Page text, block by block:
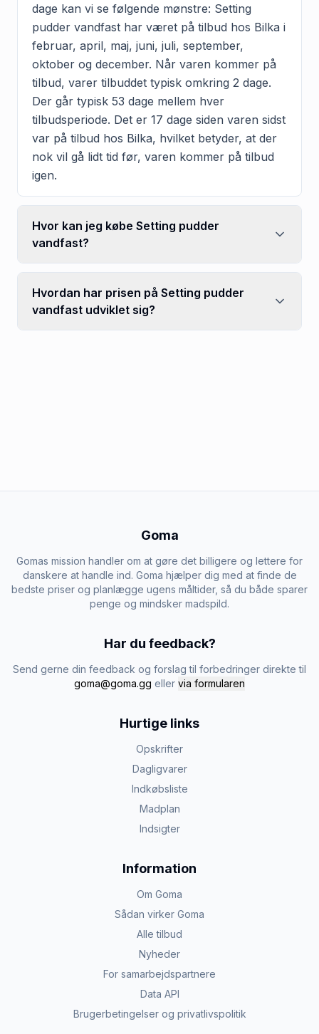
dage kan vi se følgende mønstre: Setting
pudder vandfast har været på tilbud hos Bilka i
februar, april, maj, juni, juli, september,
oktober og december. Når varen kommer på
tilbud, varer tilbuddet typisk omkring 2 dage.
Der går typisk 53 dage mellem hver
tilbudsperiode. Det er 17 dage siden varen sidst
var på tilbud hos Bilka, hvilket betyder, at der
nok vil gå lidt tid før, varen kommer på tilbud
igen.
Hvor kan jeg købe Setting pudder
vandfast?
Hvordan har prisen på Setting pudder
vandfast udviklet sig?
Goma
Gomas mission handler om at gøre det billigere og lettere for
danskere at handle ind. Goma hjælper dig med at finde de
bedste priser og planlægge ugens måltider, så du både sparer
penge og mindsker madspild.
Har du feedback?
Send gerne din feedback og forslag til forbedringer direkte til
goma@goma.gg eller via formularen
Hurtige links
Opskrifter
Dagligvarer
Indkøbsliste
Madplan
Indsigter
Information
Om Goma
Sådan virker Goma
Alle tilbud
Nyheder
For samarbejdspartnere
Data API
Brugerbetingelser og privatlivspolitik